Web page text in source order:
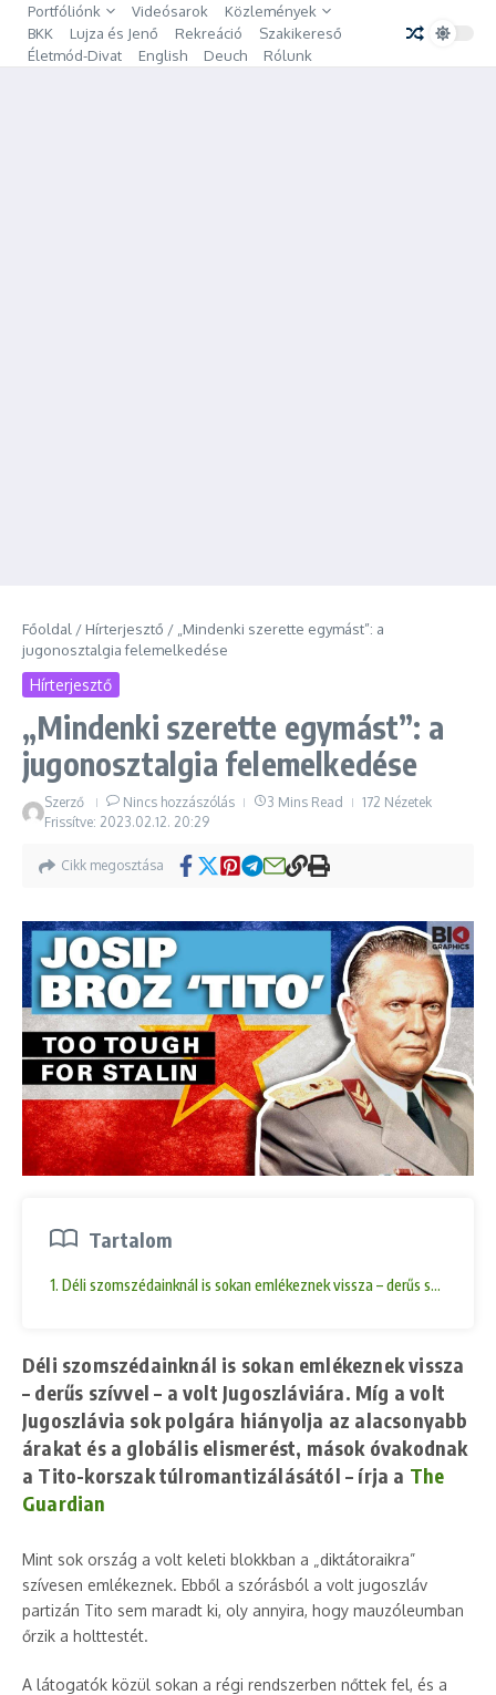
Ugrás a tartalomhoz
Portfóliónk Videósarok
Közlemények
BKK
Lujza és Jenő Rekreáció
Szakikereső
Életmód-Divat
English Deuch Rólunk
Főoldal / Hírterjesztő / „Mindenki szerette egymást”: a
jugonosztalgia felemelkedése
Hírterjesztő
„Mindenki szerette egymást”: a
jugonosztalgia felemelkedése
Szerző Nincs hozzászólás 3 Mins Read
172 Nézetek
Frissítve: 2023.02.12. 20:29
Cikk megosztása
Tartalom
1. Déli szomszédainknál is sokan emlékeznek vissza – derűs szívvel
Déli szomszédainknál is sokan emlékeznek vissza
– derűs szívvel – a volt Jugoszláviára. Míg a volt
Jugoszlávia sok polgára hiányolja az alacsonyabb
árakat és a globális elismerést, mások óvakodnak
a Tito-korszak túlromantizálásától – írja a The
Guardian
Mint sok ország a volt keleti blokkban a „diktátoraikra”
szívesen emlékeznek. Ebből a szórásból a volt jugoszláv
partizán Tito sem maradt ki, oly annyira, hogy mauzóleumban
őrzik a holttestét.
A látogatók közül sokan a régi rendszerben nőttek fel, és a